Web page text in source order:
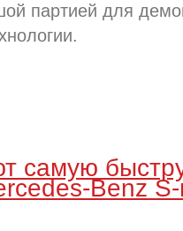
партией для
самую
Benz